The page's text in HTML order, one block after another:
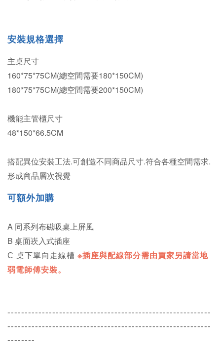
安裝規格選擇
主桌尺寸
160*75*75CM(總空間需要180*150CM)
180*75*75CM(總空間需要200*150CM)
機能主管櫃尺寸
48*150*66.5CM
搭配異位安裝工法.可創造不同商品尺寸.符合各種空間需求.
形成商品層次視覺
可額外加購
A 同系列布磁吸桌上屏風
B 桌面崁入式插座
C 桌下單向走線槽 ※插座與配線部分需由買家另請當地
弱電師傅安裝。
-----------------------------------------------------------
-----------------------------------------------------------
--------